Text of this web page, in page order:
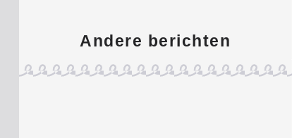
Andere berichten